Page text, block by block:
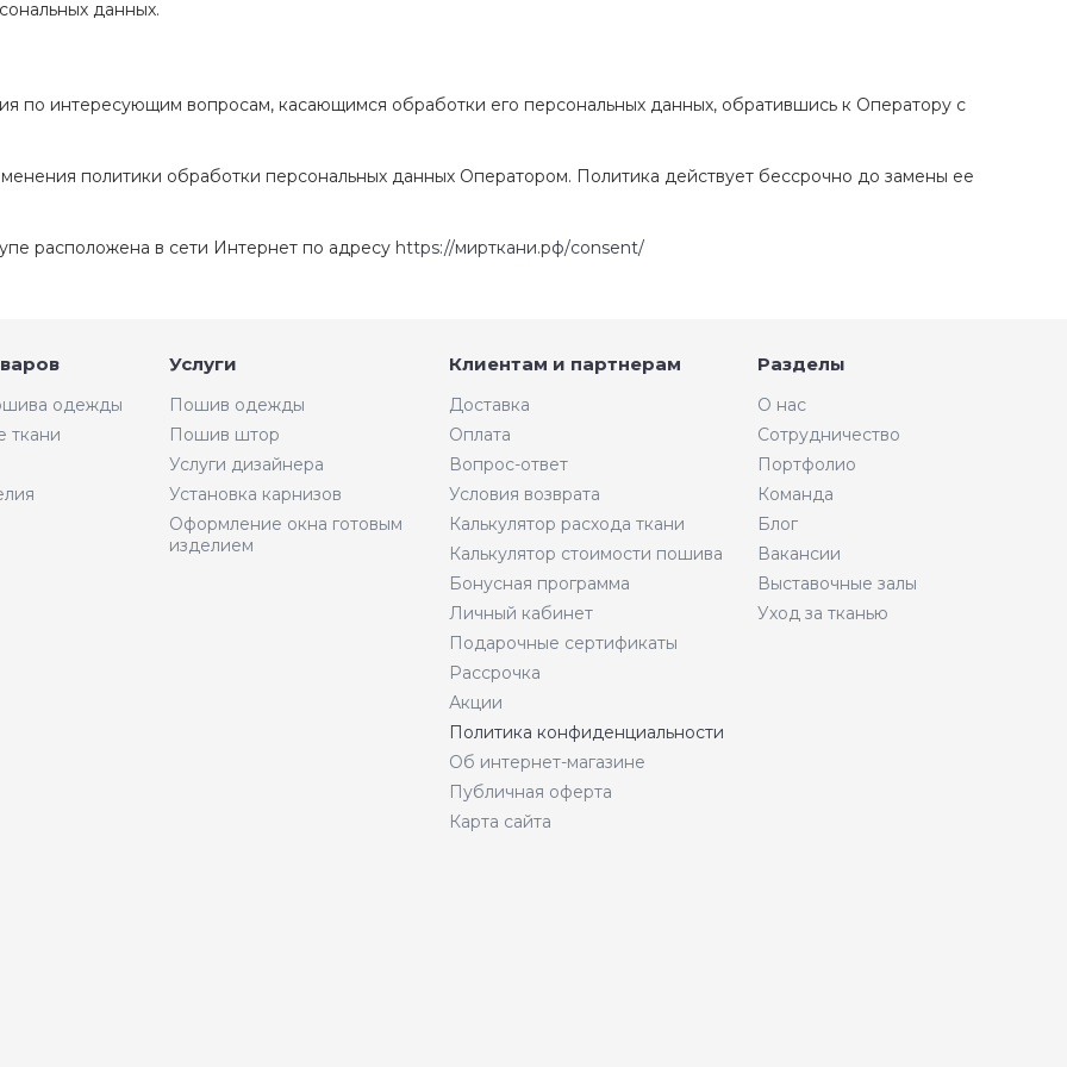
данных.
по интересующим вопросам, касающимся обработки его персональных данных, обратившись к Оператору с
политики обработки персональных данных Оператором. Политика действует бессрочно до замены ее
расположена в сети Интернет по адресу https://мирткани.рф/consent/
одежды
ткани
Услуги
Пошив одежды
Пошив штор
Услуги дизайнера
Установка карнизов
Оформление окна готовым
изделием
Клиентам и партнерам
Доставка
Оплата
Вопрос-ответ
Условия возврата
Калькулятор расхода ткани
Калькулятор стоимости пошива
Бонусная программа
Личный кабинет
Подарочные сертификаты
Рассрочка
Акции
Политика конфиденциальности
Об интернет-магазине
Публичная оферта
Карта сайта
Разделы
О нас
Сотрудничество
Портфолио
Команда
Блог
Вакансии
Выставочные залы
Уход за тканью